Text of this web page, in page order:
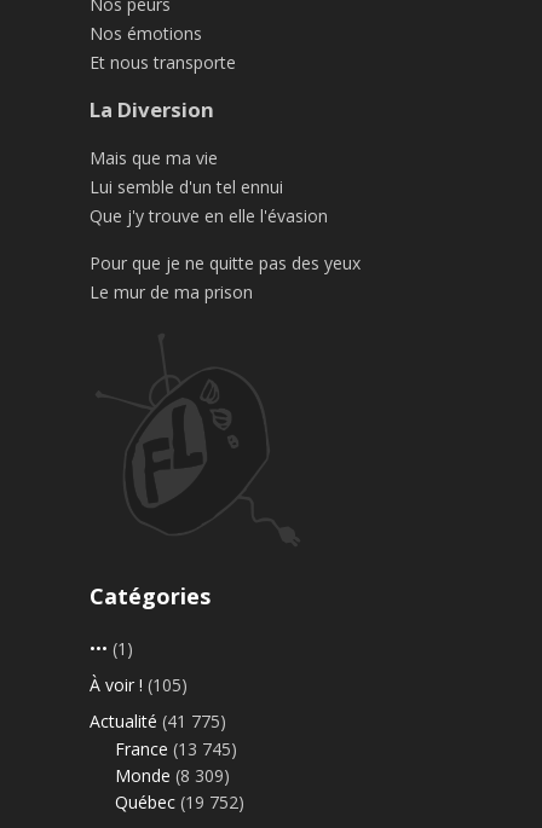
Nos émotions
Et nous transporte
La Diversion
Mais que ma vie
Lui semble d'un tel ennui
Que j'y trouve en elle l'évasion
Pour que je ne quitte pas des yeux
Le mur de ma prison
Catégories
••• (1)
À voir ! (105)
Actualité (41 775)
France (13 745)
Monde (8 309)
Québec (19 752)